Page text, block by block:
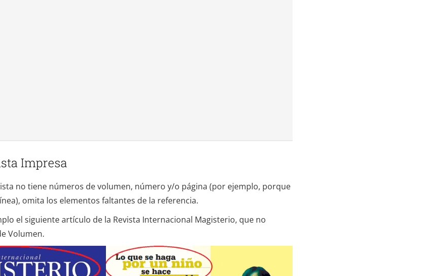
Impresa
no tiene números de volumen, número y/o página (por ejemplo, porque
omita los elementos faltantes de la referencia.
el siguiente artículo de la Revista Internacional Magisterio, que no
Volumen.